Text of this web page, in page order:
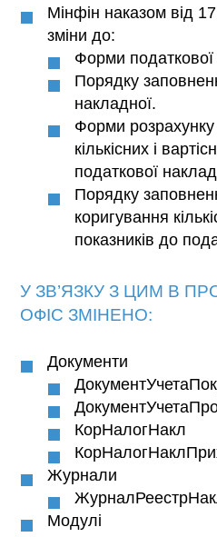
Мінфін наказом від
зміни до:
Форми податкової
Порядку
накладної.
Форми розрахунку
кількісних і
податкової
Порядку
коригування
показників до
У ЗВ’ЯЗКУ З ЦИМ В
ОФІС ЗМІНЕНО:
Документи
КорНалогНакл
Журнали
Модулі